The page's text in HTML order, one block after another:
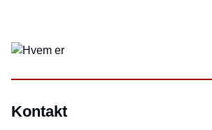
Kontakt